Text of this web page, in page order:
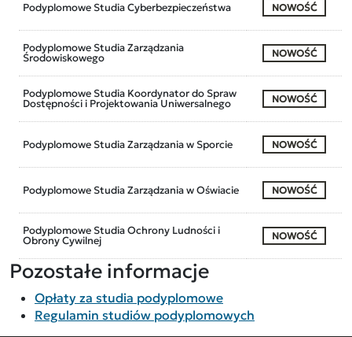
Podyplomowe Studia Cyberbezpieczeństwa NOWOŚĆ
Podyplomowe Studia Zarządzania
Środowiskowego NOWOŚĆ
Podyplomowe Studia Koordynator do Spraw
Dostępności i Projektowania Uniwersalnego NOWOŚĆ
Podyplomowe Studia Zarządzania w Sporcie NOWOŚĆ
Podyplomowe Studia Zarządzania w Oświacie NOWOŚĆ
Podyplomowe Studia Ochrony Ludności i
Obrony Cywilnej NOWOŚĆ
Pozostałe informacje
Opłaty za studia podyplomowe
Regulamin studiów podyplomowych